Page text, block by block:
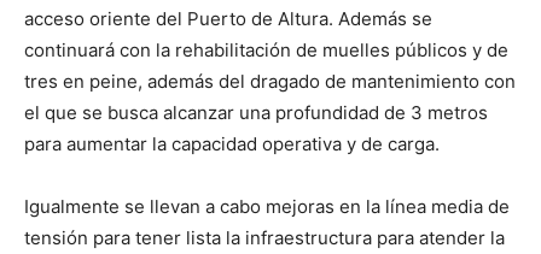
acceso oriente del Puerto de Altura. Además se
continuará con la rehabilitación de muelles públicos y de
tres en peine, además del dragado de mantenimiento con
el que se busca alcanzar una profundidad de 3 metros
para aumentar la capacidad operativa y de carga.
Igualmente se llevan a cabo mejoras en la línea media de
tensión para tener lista la infraestructura para atender la